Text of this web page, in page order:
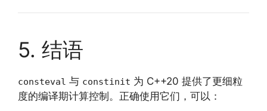
5. 结语
consteval 与 constinit 为 C++20 提供了更细粒
度的编译期计算控制。正确使用它们，可以：